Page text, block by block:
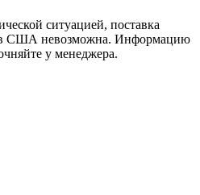
ситуацией, поставка
США невозможна. Информацию
у менеджера.